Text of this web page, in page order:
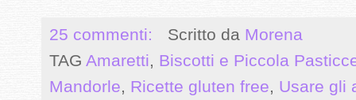
25 commenti: Scritto da Morena
TAG Amaretti, Biscotti e Piccola
Mandorle, Ricette gluten free, Usare gli